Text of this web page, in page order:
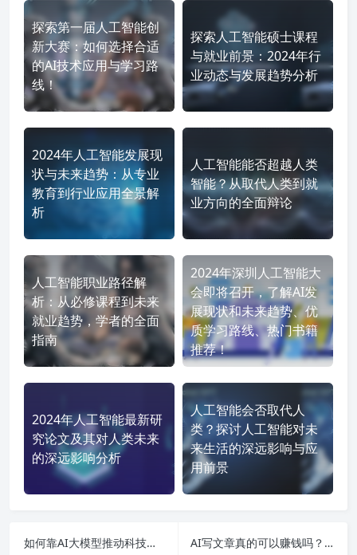
探索第一届人工智能创
新大赛：如何选择合适
的AI技术应用与学习路
线！
探索人工智能硕士课程
与就业前景：2024年行
业动态与发展趋势分析
2024年人工智能发展现
状与未来趋势：从专业
教育到行业应用全景解
析
人工智能能否超越人类
智能？从取代人类到就
业方向的全面辩论
人工智能职业路径解
析：从必修课程到未来
就业趋势，学者的全面
指南
2024年深圳人工智能大
会即将召开，了解AI发
展现状和未来趋势、优
质学习路线、热门书籍
推荐！
2024年人工智能最新研
究论文及其对人类未来
的深远影响分析
人工智能会否取代人
类？探讨人工智能对未
来生活的深远影响与应
用前景
如何靠AI大模型推动科技创新？揭示2024年最新应用趋势与行业前景
AI写文章真的可以赚钱吗？揭秘AI写作的赚钱潜力与法律风险分析！